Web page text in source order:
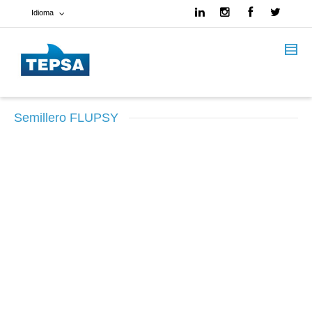
Idioma
Francés
Español
Inglés
Semillero FLUPSY